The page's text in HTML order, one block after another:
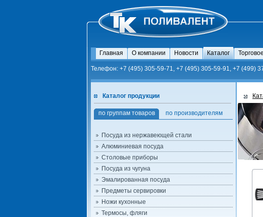
Главная О компании Новости Каталог
Телефон: +7 (495) 305-59-71, +7 (495) 305-59-91, +7 (499)
Каталог продукции
по группам товаров по производителям
Посуда из нержавеющей стали
Алюминиевая посуда
Столовые приборы
Посуда из чугуна
Эмалированная посуда
Предметы сервировки
Ножи кухонные
Термосы, фляги